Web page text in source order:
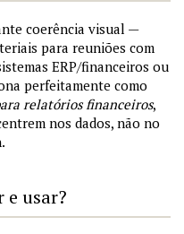
coerência visual —
para reuniões com
ERP/financeiros ou
perfeitamente como
relatórios financeiros,
nos dados, não no
e usar?